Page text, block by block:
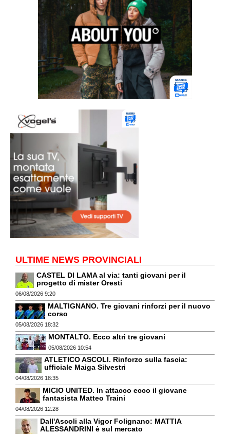
ULTIME NEWS PROVINCIALI
CASTEL DI LAMA al via: tanti giovani per il
progetto di mister Oresti
06/08/2026 9:20
MALTIGNANO. Tre giovani rinforzi per il nuovo
corso
05/08/2026 18:32
MONTALTO. Ecco altri tre giovani
05/08/2026 10:54
ATLETICO ASCOLI. Rinforzo sulla fascia:
ufficiale Maiga Silvestri
04/08/2026 18:35
MICIO UNITED. In attacco ecco il giovane
fantasista Matteo Traini
04/08/2026 12:28
Dall'Ascoli alla Vigor Folignano: MATTIA
ALESSANDRINI è sul mercato